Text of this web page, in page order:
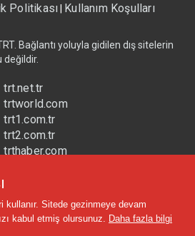
Politikası| Kullanım Koşulları
Bağlantı yoluyla gidilen dış sitelerin
değildir.
trt.net.tr
trtworld.com
trt1.com.tr
trt2.com.tr
trthaber.com
kullanır. Sitede gezinmeye devam
kabul etmiş olursunuz. Daha fazla bilgi